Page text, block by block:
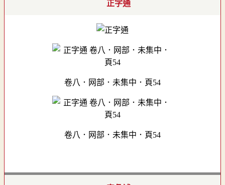
正字通
卷八．网部．未集中．頁54
卷八．网部．未集中．頁54